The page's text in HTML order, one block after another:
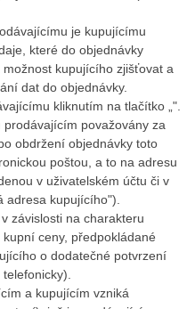
je kupujícímu
které do objednávky
kupujícího zjišťovat a
dat do objednávky.
kliknutím na tlačítko „".
považovány za
obdržení objednávky toto
poštou, a to na adresu
v uživatelském účtu či v
adresa kupujícího").
závislosti na charakteru
ceny, předpokládané
o dodatečné potvrzení
a kupujícím vzniká